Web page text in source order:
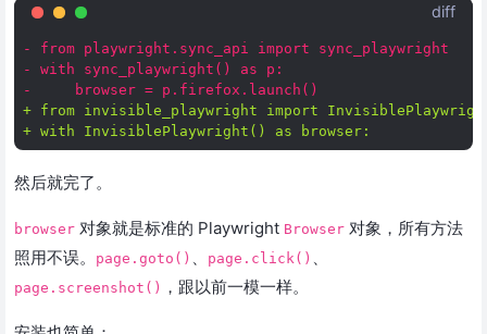
diff
- from playwright.sync_api import sync_playwright
- with sync_playwright() as p:
-     browser = p.firefox.launch()
+ from invisible_playwright import
+ with InvisiblePlaywright() as browser:
然后就完了。
browser 对象就是标准的 Playwright Browser 对象，所有方法
照用不误。
page.goto() page.click()
page.screenshot() ，跟以前一模一样。